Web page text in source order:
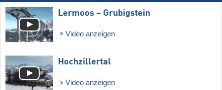
Lermoos – Grubigstein
Video anzeigen
Hochzillertal
Video anzeigen